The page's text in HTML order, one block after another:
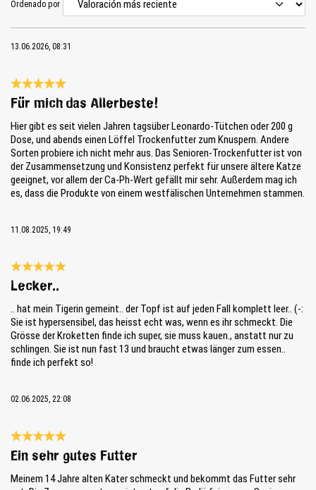
Ordenado por
13.06.2026, 08:31
Reseña con calificación de 5 de 5 estrellas
Für mich das Allerbeste!
Hier gibt es seit vielen Jahren tagsüber Leonardo-Tütchen oder 200 g
Dose, und abends einen Löffel Trockenfutter zum Knuspern. Andere
Sorten probiere ich nicht mehr aus. Das Senioren-Trockenfutter ist von
der Zusammensetzung und Konsistenz perfekt für unsere ältere Katze
geeignet, vor allem der Ca-Ph-Wert gefällt mir sehr. Außerdem mag ich
es, dass die Produkte von einem westfälischen Unternehmen stammen.
11.08.2025, 19:49
Reseña con calificación de 5 de 5 estrellas
Lecker..
.. hat mein Tigerin gemeint.. der Topf ist auf jeden Fall komplett leer.. (-:
Sie ist hypersensibel, das heisst echt was, wenn es ihr schmeckt. Die
Grösse der Kroketten finde ich super, sie muss kauen., anstatt nur zu
schlingen. Sie ist nun fast 13 und braucht etwas länger zum essen..
finde ich perfekt so!
02.06.2025, 22:08
Reseña con calificación de 5 de 5 estrellas
Ein sehr gutes Futter
Meinem 14 Jahre alten Kater schmeckt und bekommt das Futter sehr